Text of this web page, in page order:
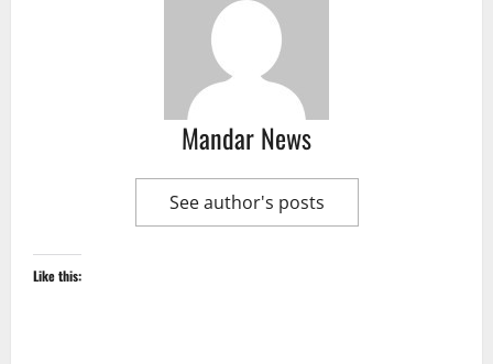
Mandar News
See author's posts
Like this: